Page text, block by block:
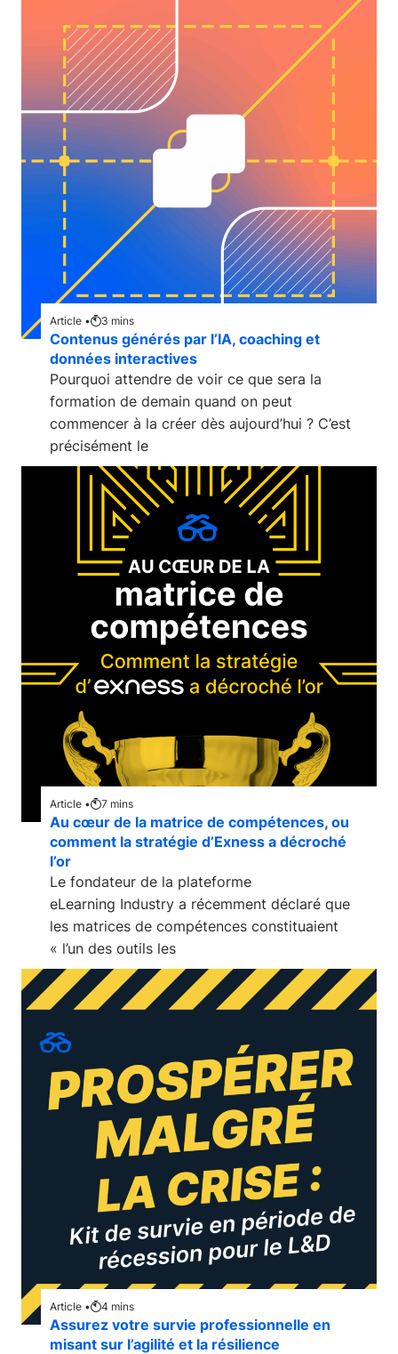
Article • 3 mins
Contenus générés par l’IA, coaching et
données interactives
Pourquoi attendre de voir ce que sera la
formation de demain quand on peut
commencer à la créer dès aujourd’hui ? C’est
précisément le
Article • 7 mins
Au cœur de la matrice de compétences, ou
comment la stratégie d’Exness a décroché
l’or
Le fondateur de la plateforme
eLearning Industry a récemment déclaré que
les matrices de compétences constituaient
« l’un des outils les
Article • 4 mins
Assurez votre survie professionnelle en
misant sur l’agilité et la résilience